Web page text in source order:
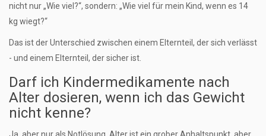
nicht nur „Wie viel?“, sondern: „Wie viel für mein Kind, wenn es 14
kg wiegt?“
Das ist der Unterschied zwischen einem Elternteil, der sich verlässt
- und einem Elternteil, der sicher ist.
Darf ich Kindermedikamente nach
Alter dosieren, wenn ich das Gewicht
nicht kenne?